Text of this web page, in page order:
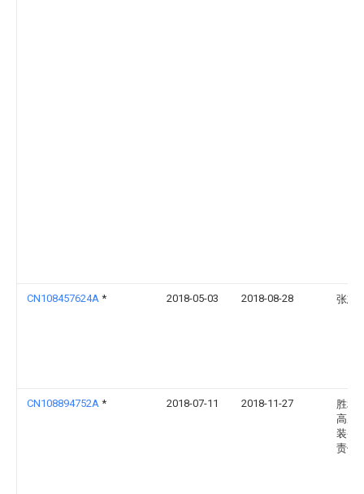
CN108457624A * 2018-05-03 2018-08-28 张志
CN108894752A * 2018-07-11 2018-11-27
胜利
高原
装备
责任